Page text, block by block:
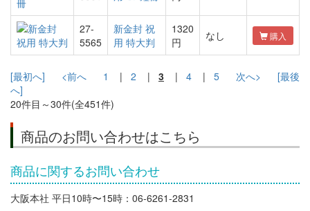
27-
5565
新金封 祝
用 特大判
1320
円
なし 購入
[最初へ] <前へ 1 | 2 | 3 | 4 | 5 次へ>
[最後
へ]
20件目～30件(全451件)
商品のお問い合わせはこちら
商品に関するお問い合わせ
大阪本社 平日10時〜15時：06-6261-2831